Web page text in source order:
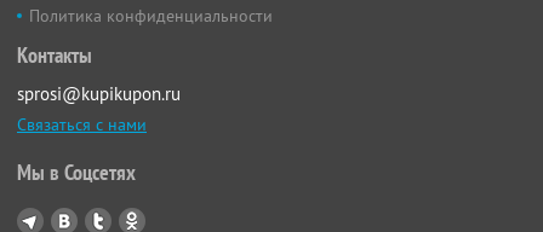
Политика конфиденциальности
Контакты
sprosi@kupikupon.ru
Связаться с нами
Мы в Соцсетях